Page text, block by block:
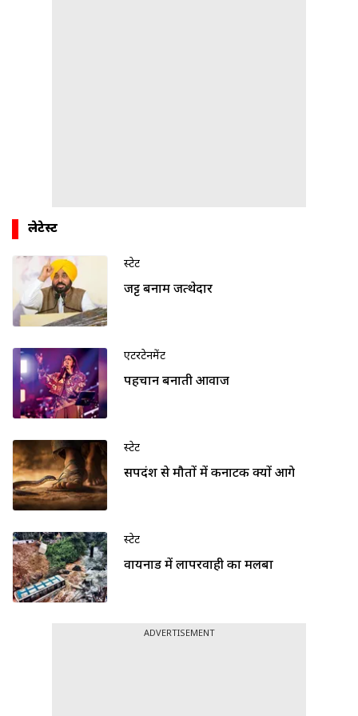
लेटेस्ट
स्टेट
जट्ट बनाम जत्थेदार
एंटरटेनमेंट
पहचान बनाती आवाज
स्टेट
सर्पदंश से मौतों में कर्नाटक क्यों आगे
स्टेट
वायनाड में लापरवाही का मलबा
ADVERTISEMENT